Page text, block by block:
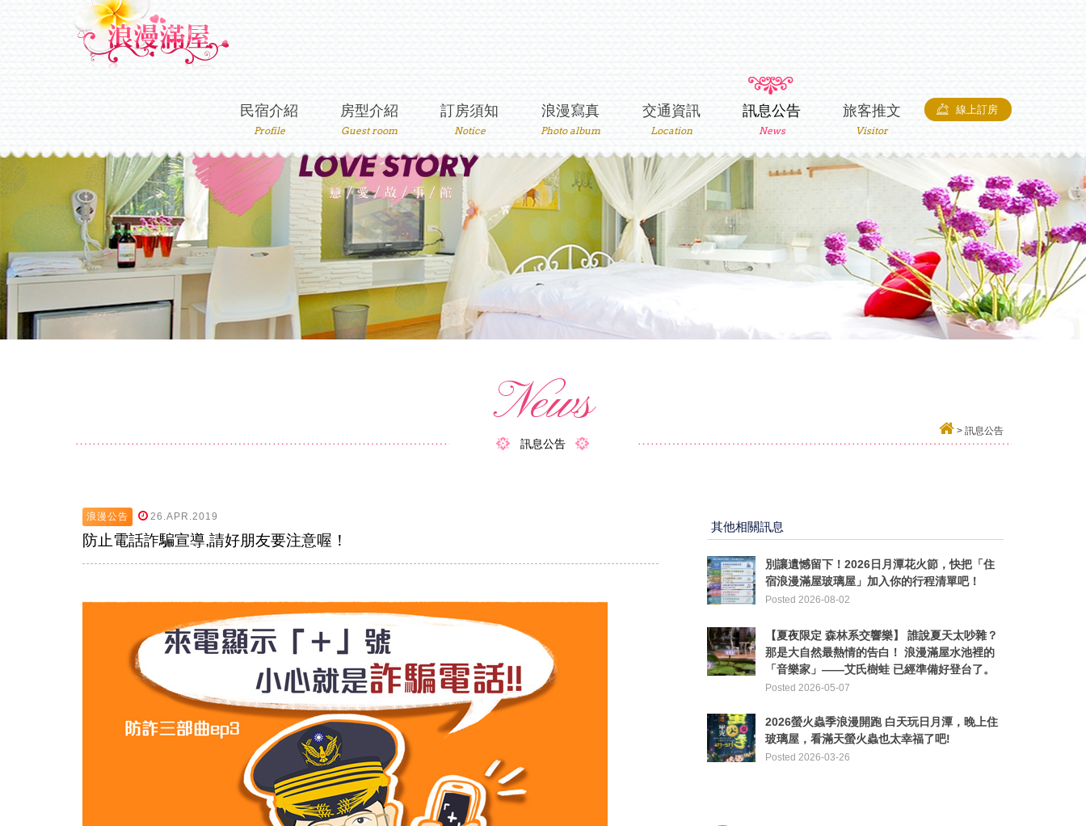
民宿介紹
Profile
房型介紹
Guest room
訂房須知
Notice
浪漫寫真
Photo album
交通資訊
Location
訊息公告
News
旅客推文
Visitor
線上訂房
News
訊息公告
> 訊息公告
浪漫公告 26.APR.2019
防止電話詐騙宣導,請好朋友要注意喔！
其他相關訊息
別讓遺憾留下！2026日月潭花火節，快把「住
宿浪漫滿屋玻璃屋」加入你的行程清單吧！
Posted 2026-08-02
【夏夜限定 森林系交響樂】 ​誰說夏天太吵雜？
那是大自然最熱情的告白！ 浪漫滿屋水池裡的
「音樂家」——艾氏樹蛙 已經準備好登台了。
Posted 2026-05-07
2026螢火蟲季浪漫開跑 白天玩日月潭，晚上住
玻璃屋，看滿天螢火蟲也太幸福了吧!
Posted 2026-03-26